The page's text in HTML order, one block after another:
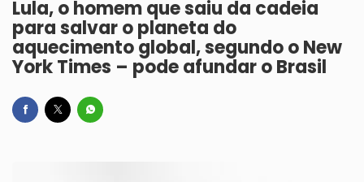
Lula, o homem que saiu da cadeia
para salvar o planeta do
aquecimento global, segundo o New
York Times – pode afundar o Brasil